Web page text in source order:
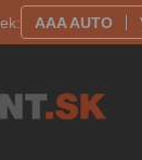
AAA AUTO